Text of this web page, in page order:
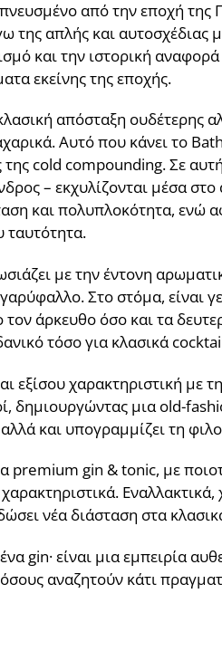
από την εποχή
της απλής και
και την ιστορική
εκείνης της εποχής.
απόσταξη ουδέτερης
Αυτό που κάνει το
cold compounding. Σε
– εκχυλίζονται μέσα
και πολυπλοκότητα,
ταυτότητα.
με την έντονη
Στο στόμα,
άρκευθο όσο και τα
τόσο για κλασικά
εξίσου χαρακτηριστική με
δημιουργώντας μια old-
και υπογραμμίζει τη
premium gin & tonic, με
νέα διάσταση στα
gin· είναι μια εμπειρία
αναζητούν κάτι